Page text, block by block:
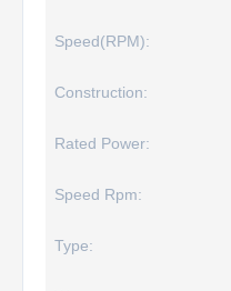
Speed(RPM):
Construction:
Rated Power:
Speed Rpm:
Type: